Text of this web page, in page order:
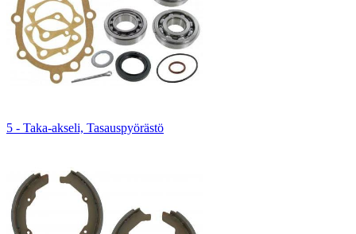
5 - Taka-akseli, Tasauspyörästö